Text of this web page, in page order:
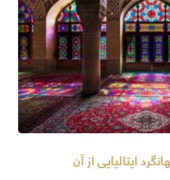
ایتالیایی از آن